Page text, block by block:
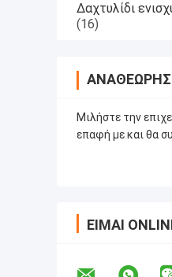
Δαχτυλίδι
(16)
Μιλήστε την
επαφή με και θα
ΕΊΜΑΙ